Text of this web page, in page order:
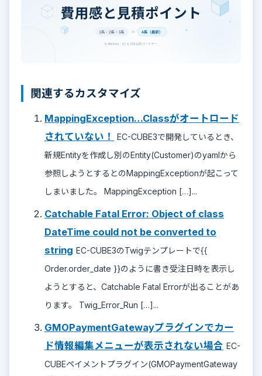
関連するカスタマイズ
MappingException…Classがオートロード
されていない！
EC-CUBE3で開発しているとき、
新規Entityを作成し別のEntity(Customer)のyamlから
参照しようとするとのMappingExceptionが起こって
しまいました。 MappingException […]...
Catchable Fatal Error: Object of class
DateTime could not be converted to
string EC-CUBE3のTwigテンプレートで{{
Order.order_date }}のように書き受注日時を表示し
ようとすると、Catchable Fatal Errorが出ることがあ
ります。 Twig_Error_Run […]...
GMOPaymentGatewayプラグインでカー
ド情報編集メニューが表示されない場合 EC-
CUBEペイメントプラグイン(GMOPaymentGateway